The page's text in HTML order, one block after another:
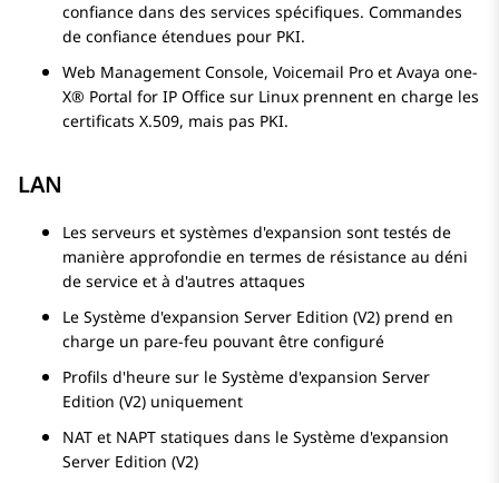
confiance dans des services spécifiques. Commandes
de confiance étendues pour PKI.
Web Management Console, Voicemail Pro et Avaya one-
X® Portal for IP Office sur Linux prennent en charge les
certificats X.509, mais pas PKI.
LAN
Les serveurs et systèmes d'expansion sont testés de
manière approfondie en termes de résistance au déni
de service et à d'autres attaques
Le Système d'expansion Server Edition (V2) prend en
charge un pare-feu pouvant être configuré
Profils d'heure sur le Système d'expansion Server
Edition (V2) uniquement
NAT et NAPT statiques dans le Système d'expansion
Server Edition (V2)